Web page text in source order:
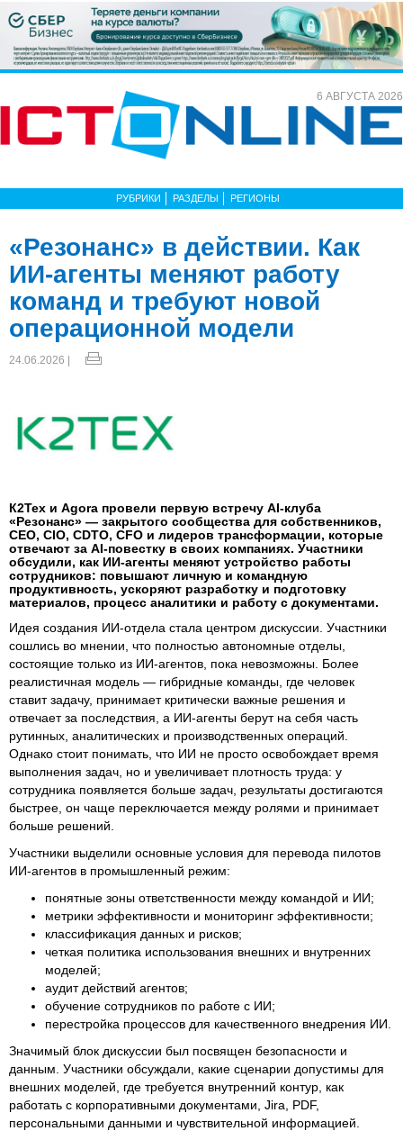
6 АВГУСТА 2026
РУБРИКИ РАЗДЕЛЫ РЕГИОНЫ
«Резонанс» в действии. Как
ИИ-агенты меняют работу
команд и требуют новой
операционной модели
24.06.2026 |
К2Тех и Agora провели первую встречу AI-клуба
«Резонанс» — закрытого сообщества для собственников,
CEO, CIO, CDTO, CFO и лидеров трансформации, которые
отвечают за AI-повестку в своих компаниях. Участники
обсудили, как ИИ-агенты меняют устройство работы
сотрудников: повышают личную и командную
продуктивность, ускоряют разработку и подготовку
материалов, процесс аналитики и работу с документами.
Идея создания ИИ-отдела стала центром дискуссии. Участники
сошлись во мнении, что полностью автономные отделы,
состоящие только из ИИ-агентов, пока невозможны. Более
реалистичная модель — гибридные команды, где человек
ставит задачу, принимает критически важные решения и
отвечает за последствия, а ИИ-агенты берут на себя часть
рутинных, аналитических и производственных операций.
Однако стоит понимать, что ИИ не просто освобождает время
выполнения задач, но и увеличивает плотность труда: у
сотрудника появляется больше задач, результаты достигаются
быстрее, он чаще переключается между ролями и принимает
больше решений.
Участники выделили основные условия для перевода пилотов
ИИ-агентов в промышленный режим:
понятные зоны ответственности между командой и ИИ;
метрики эффективности и мониторинг эффективности;
классификация данных и рисков;
четкая политика использования внешних и внутренних
моделей;
аудит действий агентов;
обучение сотрудников по работе с ИИ;
перестройка процессов для качественного внедрения ИИ.
Значимый блок дискуссии был посвящен безопасности и
данным. Участники обсуждали, какие сценарии допустимы для
внешних моделей, где требуется внутренний контур, как
работать с корпоративными документами, Jira, PDF,
персональными данными и чувствительной информацией.